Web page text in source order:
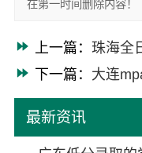
在第一时间删除内容！
上一篇： 珠海全日制
下一篇： 大连mpacc考
最新资讯